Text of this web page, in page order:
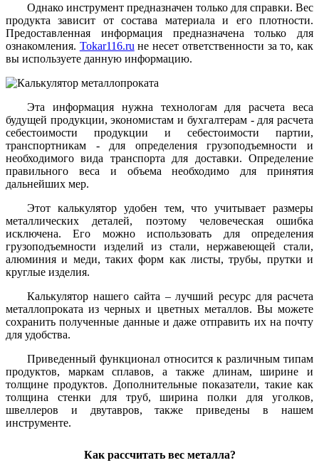
Однако инструмент предназначен только для справки. Вес
продукта зависит от состава материала и его плотности.
Предоставленная информация предназначена только для
ознакомления. Tokar116.ru не несет ответственности за то, как
вы используете данную информацию.
Эта информация нужна технологам для расчета веса
будущей продукции, экономистам и бухгалтерам - для расчета
себестоимости продукции и себестоимости партии,
транспортникам - для определения грузоподъемности и
необходимого вида транспорта для доставки. Определение
правильного веса и объема необходимо для принятия
дальнейших мер.
Этот калькулятор удобен тем, что учитывает размеры
металлических деталей, поэтому человеческая ошибка
исключена. Его можно использовать для определения
грузоподъемности изделий из стали, нержавеющей стали,
алюминия и меди, таких форм как листы, трубы, прутки и
круглые изделия.
Калькулятор нашего сайта – лучший ресурс для расчета
металлопроката из черных и цветных металлов. Вы можете
сохранить полученные данные и даже отправить их на почту
для удобства.
Приведенный функционал относится к различным типам
продуктов, маркам сплавов, а также длинам, ширине и
толщине продуктов. Дополнительные показатели, такие как
толщина стенки для труб, ширина полки для уголков,
швеллеров и двутавров, также приведены в нашем
инструменте.
Как рассчитать вес металла?